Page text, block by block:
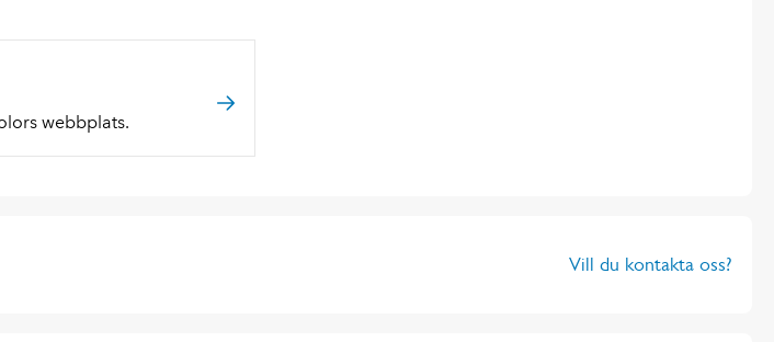
webbplats.
Vill du kontakta oss?